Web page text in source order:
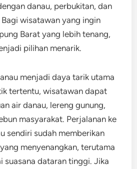
danau, perbukitan, dan
wisatawan yang ingin
Barat yang lebih tenang,
pilihan menarik.
menjadi daya tarik utama
tertentu, wisatawan dapat
air danau, lereng gunung,
masyarakat. Perjalanan ke
sendiri sudah memberikan
menyenangkan, terutama
suasana dataran tinggi. Jika